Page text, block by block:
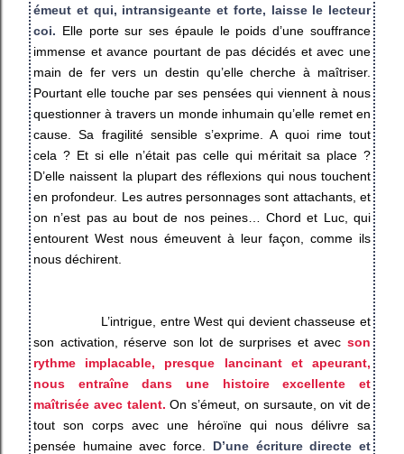
émeut et qui, intransigeante et forte, laisse le lecteur
coi. Elle porte sur ses épaule le poids d’une souffrance
immense et avance pourtant de pas décidés et avec une
main de fer vers un destin qu’elle cherche à maîtriser.
Pourtant elle touche par ses pensées qui viennent à nous
questionner à travers un monde inhumain qu’elle remet en
cause. Sa fragilité sensible s’exprime. A quoi rime tout
cela ? Et si elle n’était pas celle qui méritait sa place ?
D’elle naissent la plupart des réflexions qui nous touchent
en profondeur. Les autres personnages sont attachants, et
on n’est pas au bout de nos peines… Chord et Luc, qui
entourent West nous émeuvent à leur façon, comme ils
nous déchirent.
L’intrigue, entre West qui devient chasseuse et
son activation, réserve son lot de surprises et avec son
rythme implacable, presque lancinant et apeurant,
nous entraîne dans une histoire excellente et
maîtrisée avec talent. On s’émeut, on sursaute, on vit de
tout son corps avec une héroïne qui nous délivre sa
pensée humaine avec force. D’une écriture directe et